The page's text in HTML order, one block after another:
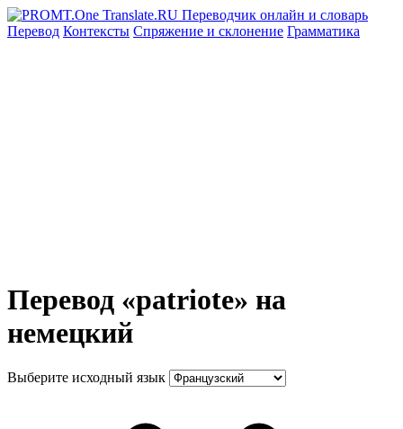
Перевод Контексты Спряжение и склонение Грамматика
Перевод «patriote» на
немецкий
Выберите исходный язык